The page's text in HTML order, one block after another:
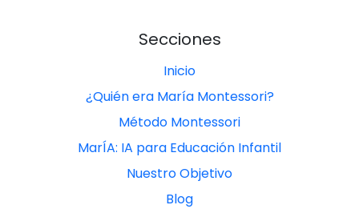
Secciones
Inicio
¿Quién era María Montessori?
Método Montessori
MarÍA: IA para Educación Infantil
Nuestro Objetivo
Blog